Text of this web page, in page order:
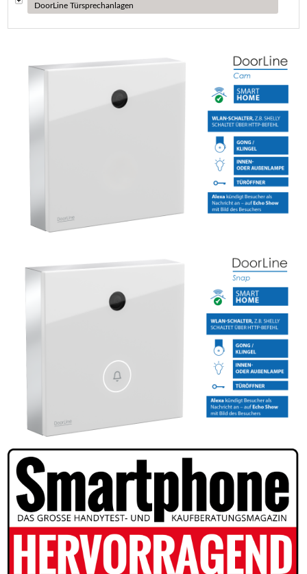
DoorLine Türsprechanlagen